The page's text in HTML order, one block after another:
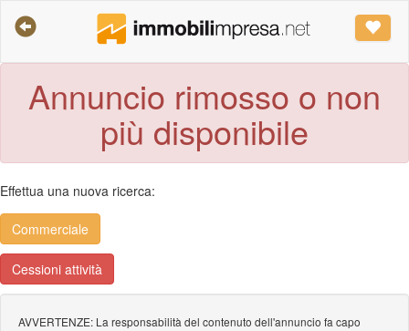
Annuncio rimosso o non
più disponibile
Effettua una nuova ricerca:
Commerciale
Cessioni attività
AVVERTENZE: La responsabilità del contenuto dell'annuncio fa capo